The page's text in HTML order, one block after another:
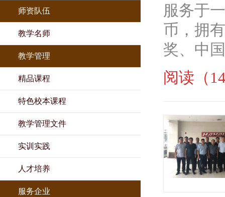
师资队伍
教学名师
教学管理
精品课程
特色校本课程
教学管理文件
实训实践
人才培养
服务企业
服务于
币，拥
奖、中
阅读（